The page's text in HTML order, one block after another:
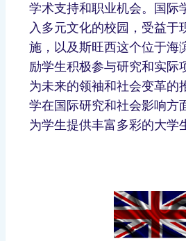
学术支持和职业机会。国际
入多元文化的校园，受益于
施，以及斯旺西这个位于海
励学生积极参与研究和实际
为未来的领袖和社会变革的
学在国际研究和社会影响方
为学生提供丰富多彩的大学